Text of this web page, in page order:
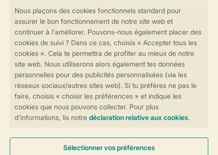
Plus d’infos et préférences
Réservations en ligne rapides et sécurisées
Transmission sécurisée des données
Paiement sécurisé
contactez notreContact Center.